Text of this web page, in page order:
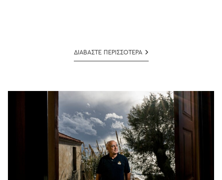
ΔΙΑΒΑΣΤΕ ΠΕΡΙΣΣΟΤΕΡΑΜΙΧΑΛΗΣ
ΠΑΤΙΡΜΤΖΗΣ